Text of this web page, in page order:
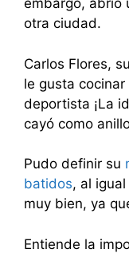
embargo, abrió
otra ciudad.
Carlos Flores,
le gusta
deportista ¡La
cayó como
Pudo definir su
batidos, al
muy bien, ya
Entiende la